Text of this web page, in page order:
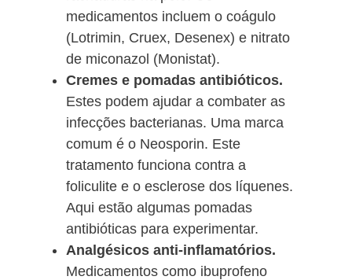
medicamentos incluem o coágulo
(Lotrimin, Cruex, Desenex) e nitrato
de miconazol (Monistat).
Cremes e pomadas antibióticos.
Estes podem ajudar a combater as
infecções bacterianas. Uma marca
comum é o Neosporin. Este
tratamento funciona contra a
foliculite e o esclerose dos líquenes.
Aqui estão algumas pomadas
antibióticas para experimentar.
Analgésicos anti-inflamatórios.
Medicamentos como ibuprofeno